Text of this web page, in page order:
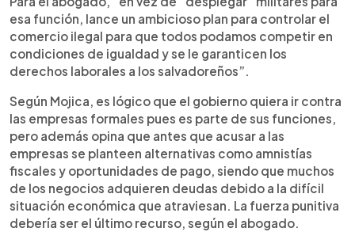
esa función, lance un ambicioso plan para controlar el
comercio ilegal para que todos podamos competir en
condiciones de igualdad y se le garanticen los
derechos laborales a los salvadoreños”.
Según Mojica, es lógico que el gobierno quiera ir contra
las empresas formales pues es parte de sus funciones,
pero además opina que antes que acusar a las
empresas se planteen alternativas como amnistías
fiscales y oportunidades de pago, siendo que muchos
de los negocios adquieren deudas debido a la difícil
situación económica que atraviesan. La fuerza punitiva
debería ser el último recurso, según el abogado.